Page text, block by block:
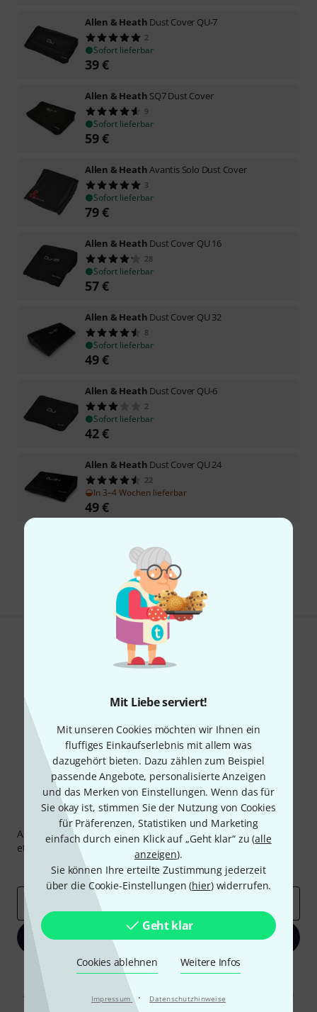
Mit Liebe serviert!
Mit unseren Cookies möchten wir Ihnen ein
fluffiges Einkaufserlebnis mit allem was
dazugehört bieten. Dazu zählen zum Beispiel
passende Angebote, personalisierte Anzeigen
und das Merken von Einstellungen. Wenn das für
Sie okay ist, stimmen Sie der Nutzung von Cookies
für Präferenzen, Statistiken und Marketing
einfach durch einen Klick auf „Geht klar“ zu (alle
anzeigen).
Sie können Ihre erteilte Zustimmung jederzeit
über die Cookie-Einstellungen (hier) widerrufen.
Geht klar
Cookies ablehnen Weitere Infos
Impressum · Datenschutzhinweise
Allen & Heath Dust Cover QU-7
2
Sofort lieferbar
39€
Allen & Heath SQ7 Dust Cover
9
Sofort lieferbar
59€
Allen & HeathAvantis Solo Dust Cover
3
Sofort lieferbar
79€
Allen & Heath Dust Cover QU 16
28
Sofort lieferbar
57€
Allen & Heath Dust Cover QU 32
8
Sofort lieferbar
49€
Allen & Heath Dust Cover QU-6
2
Sofort lieferbar
42€
Allen & Heath Dust Cover QU 24
22
In 3–4 Wochen lieferbar
49€
Kostenloser Versand ab 29 €
Alle Preise inkl. MwSt.
Gefällt Ihnen, was Sie sehen?
Thomann Newsletter
Abonniere den Thomann Newsletter und gewinne mit
etwas Glück einen von
50 Gutscheinen über jeweils50€
Inspirierende Beiträge
Deals Thomann Insights
E-Mail-Adresse*
Jetzt anmelden
Mit Klick auf „Jetzt anmelden“ stimmen Sie dem Erhalt von E-Mail-
Werbung und einer Messung des E-Mail-Nutzungsverhaltens zu. Die
Abmeldung ist jederzeit möglich. Weitere Informationen finden Sie in
unserenDatenschutzhinweisen.